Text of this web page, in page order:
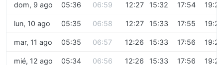
dom, 9 ago 05:36 06:59 12:27 15:32 17:54 19:24
lun, 10 ago 05:35 06:58 12:27 15:33 17:55 19:25
mar, 11 ago 05:35 06:57 12:26 15:33 17:56 19:26
mié, 12 ago 05:34 06:56 12:26 15:33 17:56 19:26